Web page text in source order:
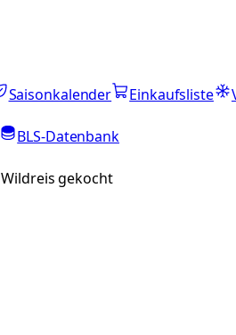
Saisonkalender Einkaufsliste
BLS-Datenbank
Wildreis gekocht